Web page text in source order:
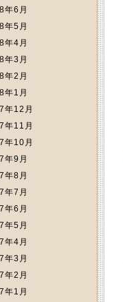
年6月
年5月
年4月
年3月
年2月
年1月
年12月
年11月
年10月
年9月
年8月
年7月
年6月
年5月
年4月
年3月
年2月
年1月